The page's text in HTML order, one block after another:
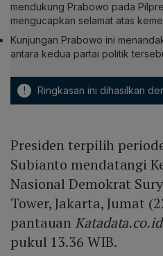
mendukung Prabowo pada
mengucapkan selamat atas
Kunjungan Prabowo ini
antara kedua partai politik
! Ringkasan ini dihasilkan
Presiden terpilih
Subianto mendatangi
Nasional Demokrat
Tower, Jakarta, Jumat
pantauan Katadata.co.id
pukul 13.36 WIB.